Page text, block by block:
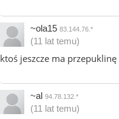
~ola15 83.144.76.*
(11 lat temu)
ktoś jeszcze ma
~al 94.78.132.*
(11 lat temu)